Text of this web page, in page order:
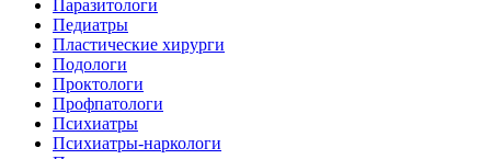
Паразитологи
Педиатры
Пластические хирурги
Подологи
Проктологи
Профпатологи
Психиатры
Психиатры-наркологи